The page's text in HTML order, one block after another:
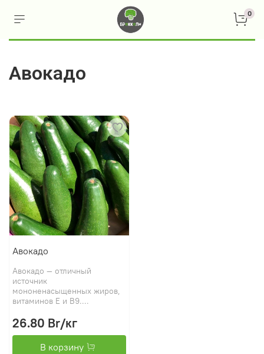
0
Авокадо
Авокадо
Авокадо — отличный
источник
мононенасыщенных жиров,
витаминов Е и B9....
26.80 Br/кг
В корзину